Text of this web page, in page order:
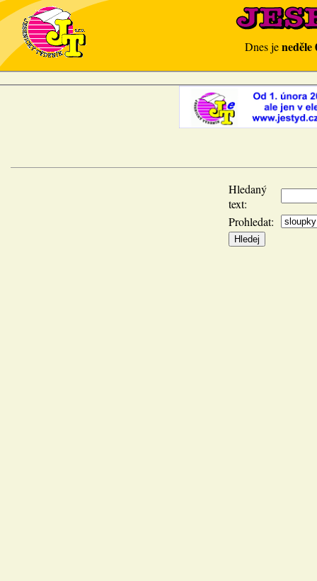
Dnes jeneděle
Hledaný
text:
Prohledat: